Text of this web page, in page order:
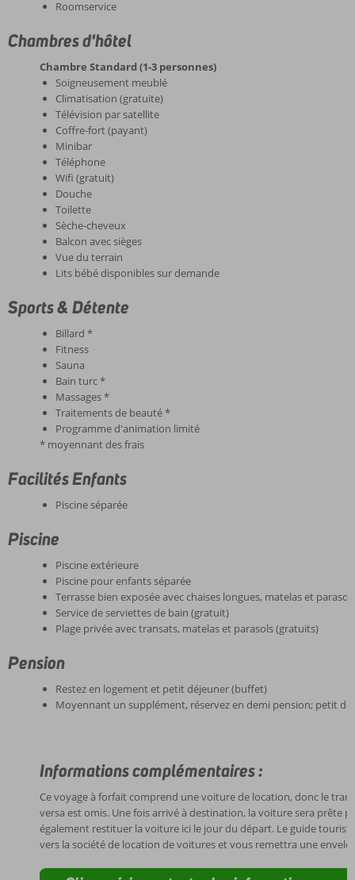
Roomservice
Chambres d'hôtel
Chambre Standard (1-3 personnes)
Soigneusement meublé
Climatisation (gratuite)
Télévision par satellite
Coffre-fort (payant)
Minibar
Téléphone
Wifi (gratuit)
Douche
Toilette
Sèche-cheveux
Balcon avec sièges
Vue du terrain
Lits bébé disponibles sur demande
Sports & Détente
Billard *
Fitness
Sauna
Bain turc *
Massages *
Traitements de beauté *
Programme d'animation limité
* moyennant des frais
Facilités Enfants
Piscine séparée
Piscine
Piscine extérieure
Piscine pour enfants séparée
Terrasse bien exposée avec chaises longues, matelas et
Service de serviettes de bain (gratuit)
Plage privée avec transats, matelas et parasols (gratuits)
Pension
Restez en logement et petit déjeuner (buffet)
Moyennant un supplément, réservez en demi pension; petit
Informations complémentaires :
Ce voyage à forfait comprend une voiture de location, donc le
versa est omis. Une fois arrivé à destination, la voiture sera prête
également restituer la voiture ici le jour du départ. Le guide
vers la société de location de voitures et vous remettra une